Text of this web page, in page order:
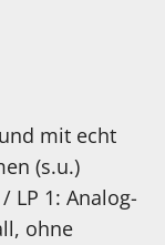
mit echt
(s.u.)
LP 1: Analog-
ohne